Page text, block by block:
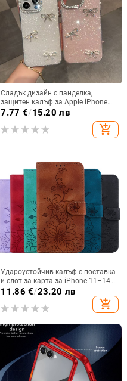
Сладък дизайн с панделка,
защитен калъф за Apple iPhone
11–15 Pro Max, пълен обхват
7.77 €/15.20 лв
add_shopping_cart
Удароустойчив калъф с поставка
и слот за карта за iPhone 11–14
Pro Max, изкуствена кожа,
11.86 €/23.20 лв
add_shopping_cart